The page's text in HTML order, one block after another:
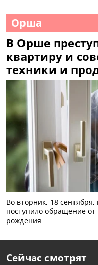
Орша
В Орше
квартиру и
техники и
Во вторник, 18
поступило обращение от
рождения
Сейчас смотрят